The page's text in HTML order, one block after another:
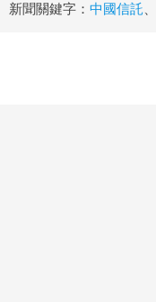
新聞關鍵字： 中國信託、